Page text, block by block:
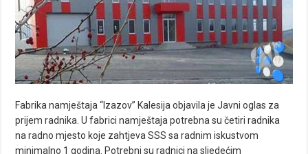
Fabrika namještaja “Izazov” Kalesija objavila je Javni oglas za
prijem radnika. U fabrici namještaja potrebna su četiri radnika
na radno mjesto koje zahtjeva SSS sa radnim iskustvom
minimalno 1 godina. Potrebni su radnici na sljedećim